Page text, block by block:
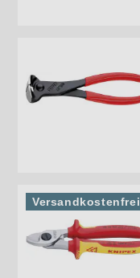
Versandkostenfrei